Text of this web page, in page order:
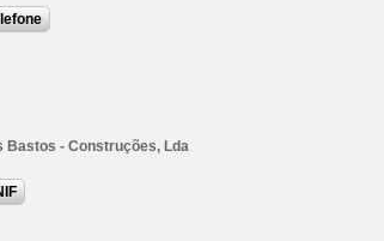
Bastos - Construções, Lda